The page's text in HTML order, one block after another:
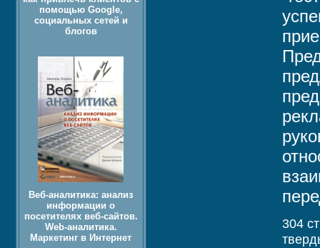
304
помощью Google,
социальных сетей и
блогов
Веб-аналитика: анализ
информации о
посетителях веб-сайтов.
Web-аналитика.
Маркетинг в Интернет